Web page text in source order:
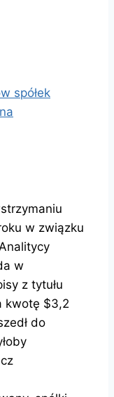
spółek
w związku
w
z tytułu
kwotę $3,2
do